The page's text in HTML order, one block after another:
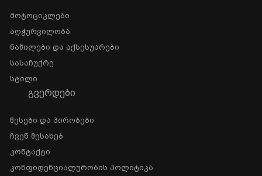
Მოტოციკლები
Აღჭურვილობა
Ნაწილები Და Აქსესუარები
Სასაჩუქრე
Სტილი
ᲒᲕᲔᲠᲓᲔᲑᲘ
Წესები Და Პირობები
Ჩვენ Შესახებ
Კონტაქტი
Კონფიდენციალურობის Პოლიტიკა